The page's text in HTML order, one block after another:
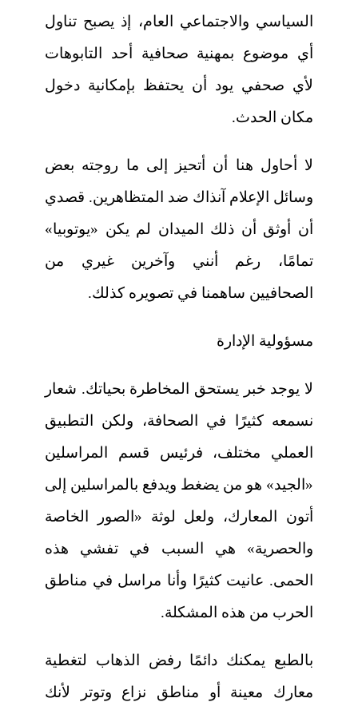
السياسي والاجتماعي العام، إذ يصبح تناول
أي موضوع بمهنية صحافية أحد التابوهات
لأي صحفي يود أن يحتفظ بإمكانية دخول
مكان الحدث.
لا أحاول هنا أن أتحيز إلى ما روجته بعض
وسائل الإعلام آنذاك ضد المتظاهرين. قصدي
أن أوثق أن ذلك الميدان لم يكن «يوتوبيا»
تمامًا، رغم أنني وآخرين غيري من
الصحافيين ساهمنا في تصويره كذلك.
مسؤولية الإدارة
لا يوجد خبر يستحق المخاطرة بحياتك. شعار
نسمعه كثيرًا في الصحافة، ولكن التطبيق
العملي مختلف، فرئيس قسم المراسلين
«الجيد» هو من يضغط ويدفع بالمراسلين إلى
أتون المعارك، ولعل لوثة «الصور الخاصة
والحصرية» هي السبب في تفشي هذه
الحمى. عانيت كثيرًا وأنا مراسل في مناطق
الحرب من هذه المشكلة.
بالطبع يمكنك دائمًا رفض الذهاب لتغطية
معارك معينة أو مناطق نزاع وتوتر لأنك